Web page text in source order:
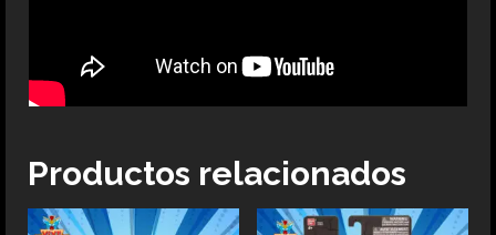
Productos relacionados